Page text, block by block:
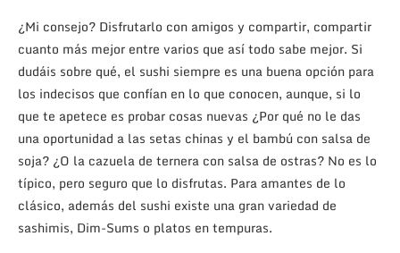
¿Mi consejo? Disfrutarlo con amigos y compartir, compartir
cuanto más mejor entre varios que así todo sabe mejor. Si
dudáis sobre qué, el sushi siempre es una buena opción para
los indecisos que confían en lo que conocen, aunque, si lo
que te apetece es probar cosas nuevas ¿Por qué no le das
una oportunidad a las setas chinas y el bambú con salsa de
soja? ¿O la cazuela de ternera con salsa de ostras? No es lo
típico, pero seguro que lo disfrutas. Para amantes de lo
clásico, además del sushi existe una gran variedad de
sashimis, Dim-Sums o platos en tempuras.